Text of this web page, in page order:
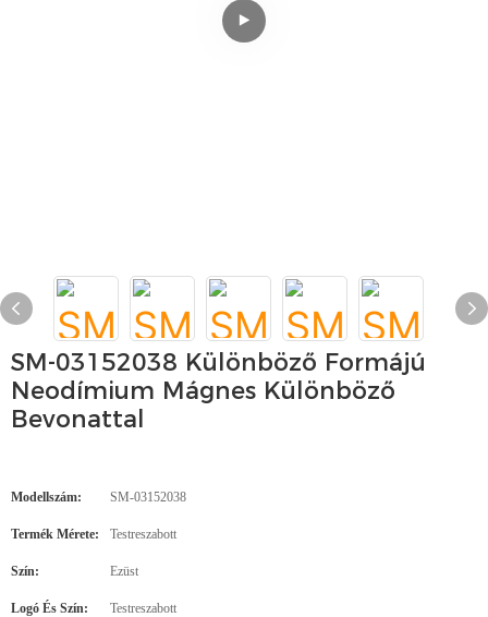
SM-03152038 Különböző Formájú
Neodímium Mágnes Különböző
Bevonattal
Modellszám: SM-03152038
Termék Mérete: Testreszabott
Szín: Ezüst
Logó És Szín: Testreszabott